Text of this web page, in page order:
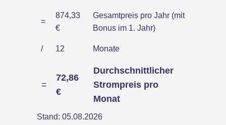
=
874,33
€
Gesamtpreis pro Jahr (mit
Bonus im 1. Jahr)
/ 12 Monate
=
72,86
€
Durchschnittlicher
Strompreis pro
Monat
Stand: 05.08.2026